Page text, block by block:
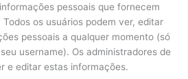
pessoais que fornecem
os usuários podem ver, editar
pessoais a qualquer momento (só
username). Os administradores de
e editar estas informações.